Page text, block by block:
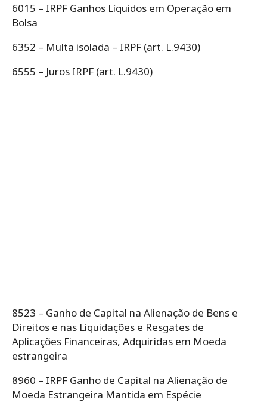
6015 – IRPF Ganhos Líquidos em Operação em
Bolsa
6352 – Multa isolada – IRPF (art. L.9430)
6555 – Juros IRPF (art. L.9430)
8523 – Ganho de Capital na Alienação de Bens e
Direitos e nas Liquidações e Resgates de
Aplicações Financeiras, Adquiridas em Moeda
estrangeira
8960 – IRPF Ganho de Capital na Alienação de
Moeda Estrangeira Mantida em Espécie